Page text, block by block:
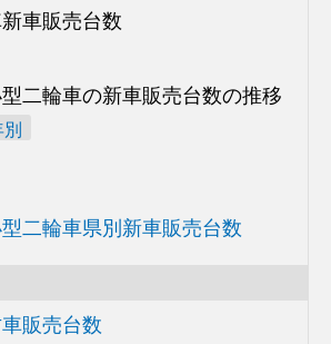
車販売台数
二輪車の新車販売台数の推移
二輪車県別新車販売台数
販売台数